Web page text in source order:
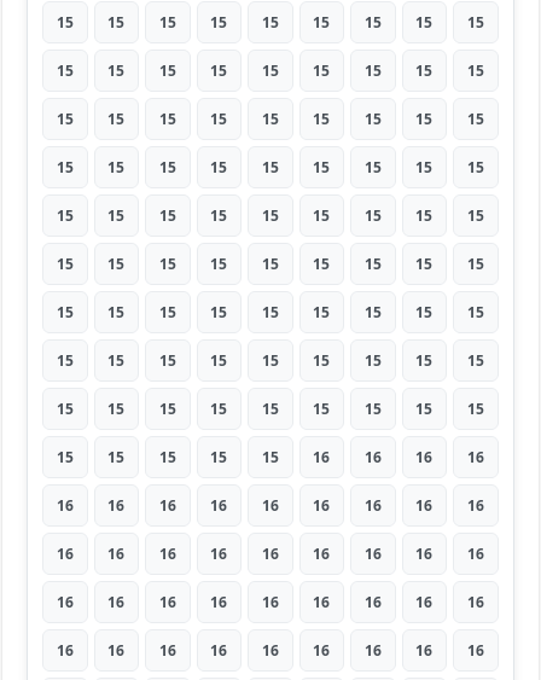
15 15 15 15 15 15 15 15 15
15 15 15 15 15 15 15 15 15
15 15 15 15 15 15 15 15 15
15 15 15 15 15 15 15 15 15
15 15 15 15 15 15 15 15 15
15 15 15 15 15 15 15 15 15
15 15 15 15 15 15 15 15 15
15 15 15 15 15 15 15 15 15
15 15 15 15 15 15 15 15 15
15 15 15 15 15 16 16 16 16
16 16 16 16 16 16 16 16 16
16 16 16 16 16 16 16 16 16
16 16 16 16 16 16 16 16 16
16 16 16 16 16 16 16 16 16